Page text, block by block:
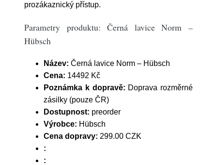
prozákaznický přístup.
Parametry produktu: Černá lavice Norm –
Hübsch
Název: Černá lavice Norm – Hübsch
Cena: 14492 Kč
Poznámka k dopravě: Doprava rozměrné
zásilky (pouze ČR)
Dostupnost: preorder
Výrobce: Hübsch
Cena dopravy: 299.00 CZK
:
: